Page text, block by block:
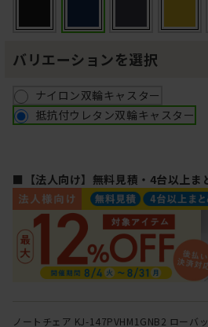
バリエーションを選択
ナイロン双輪キャスター
抵抗付ウレタン双輪キャスター
■【法人向け】無料見積・4台以上ま
ノートチェア KJ-147PVHM1GNB2 ローバ